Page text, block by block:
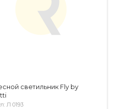
светильник Fly by
Л 0193